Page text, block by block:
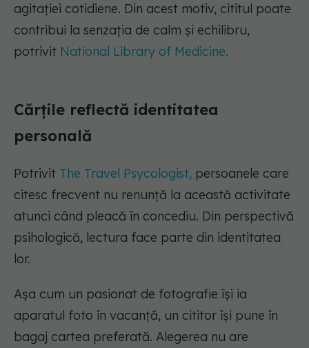
agitației cotidiene. Din acest motiv, cititul poate
contribui la senzația de calm și echilibru,
potrivit National Library of Medicine.
Cărțile reflectă identitatea
personală
Potrivit The Travel Psycologist, persoanele care
citesc frecvent nu renunță la această activitate
atunci când pleacă în concediu. Din perspectivă
psihologică, lectura face parte din identitatea
lor.
Așa cum un pasionat de fotografie își ia
aparatul foto în vacanță, un cititor își pune în
bagaj cartea preferată. Alegerea nu are